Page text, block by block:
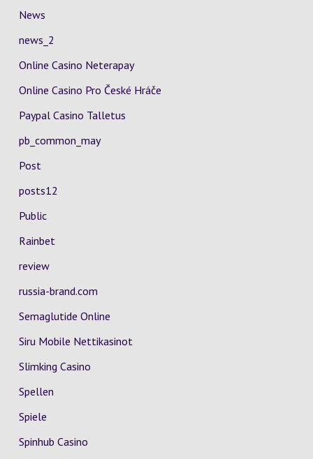
News
news_2
Online Casino Neterapay
Online Casino Pro České Hráče
Paypal Casino Talletus
pb_common_may
Post
posts12
Public
Rainbet
review
russia-brand.com
Semaglutide Online
Siru Mobile Nettikasinot
Slimking Casino
Spellen
Spiele
Spinhub Casino